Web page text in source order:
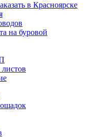
в Красноярске
на буровой